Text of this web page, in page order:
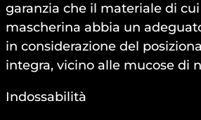
garanzia che il materiale di
mascherina abbia un
in considerazione del
integra, vicino alle mucose di
Indossabilità